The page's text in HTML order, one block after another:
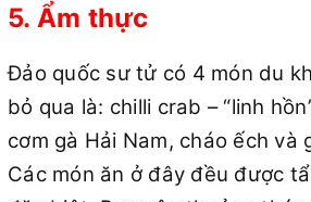
5. Ẩm thực
Đảo quốc sư tử có 4 món du
bỏ qua là: chilli crab – “linh
cơm gà Hải Nam, cháo ếch và
Các món ăn ở đây đều được